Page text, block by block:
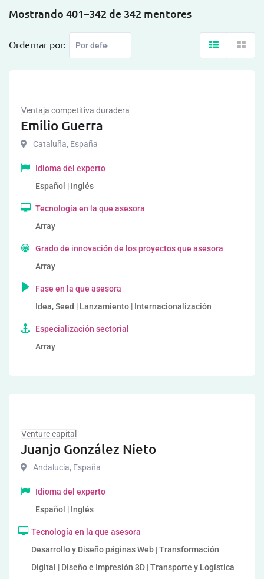
Mostrando 401–342 de 342 mentores
Ordernar por:
Ventaja competitiva duradera
Emilio Guerra
Cataluña, España
Idioma del experto
Español | Inglés
Tecnología en la que asesora
Array
Grado de innovación de los proyectos que asesora
Array
Fase en la que asesora
Idea, Seed | Lanzamiento | Internacionalización
Especialización sectorial
Array
Venture capital
Juanjo González Nieto
Andalucía, España
Idioma del experto
Español | Inglés
Tecnología en la que asesora
Desarrollo y Diseño páginas Web | Transformación
Digital | Diseño e Impresión 3D | Transporte y Logística